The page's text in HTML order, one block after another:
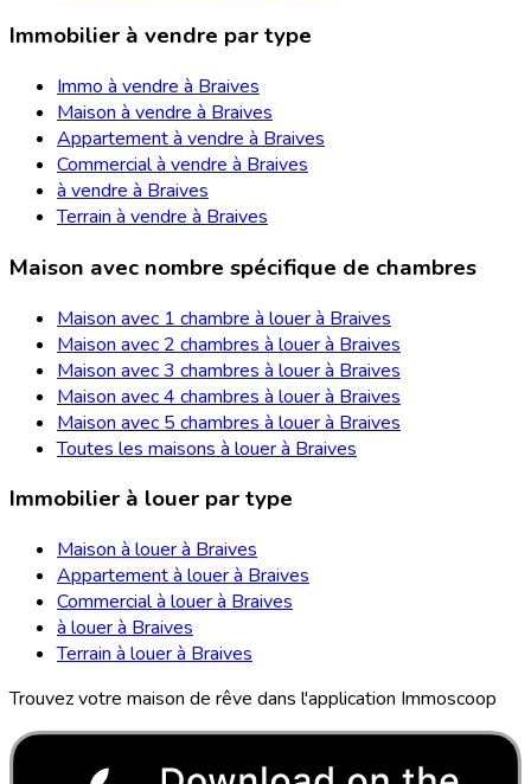
Immobilier à vendre par type
Immo à vendre à Braives
Maison à vendre à Braives
Appartement à vendre à Braives
Commercial à vendre à Braives
à vendre à Braives
Terrain à vendre à Braives
Maison avec nombre spécifique de chambres
Maison avec 1 chambre à louer à Braives
Maison avec 2 chambres à louer à Braives
Maison avec 3 chambres à louer à Braives
Maison avec 4 chambres à louer à Braives
Maison avec 5 chambres à louer à Braives
Toutes les maisons à louer à Braives
Immobilier à louer par type
Maison à louer à Braives
Appartement à louer à Braives
Commercial à louer à Braives
à louer à Braives
Terrain à louer à Braives
Trouvez votre maison de rêve dans l'application Immoscoop